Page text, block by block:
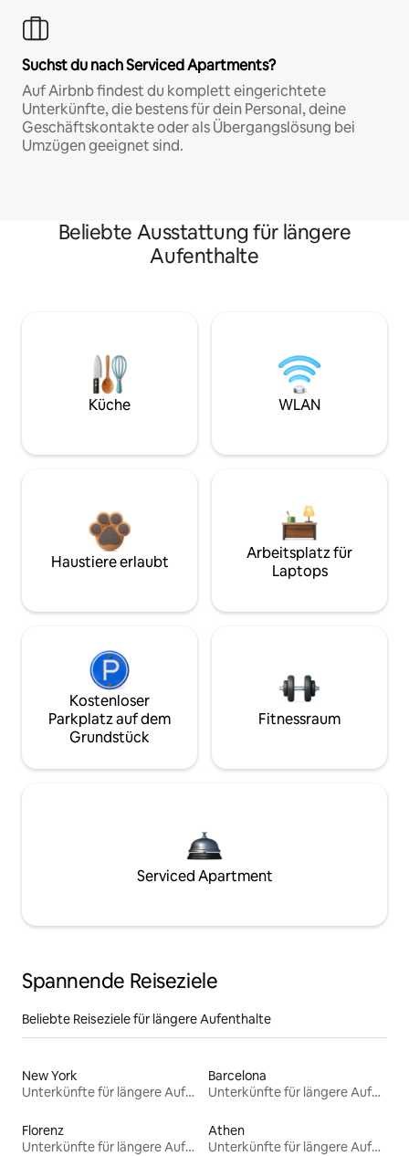
Suchst du nach Serviced Apartments?
Auf Airbnb findest du komplett eingerichtete
Unterkünfte, die bestens für dein Personal, deine
Geschäftskontakte oder als Übergangslösung bei
Umzügen geeignet sind.
Beliebte Ausstattung für längere
Aufenthalte
Küche WLAN
Haustiere erlaubt
Arbeitsplatz für
Laptops
Kostenloser
Parkplatz auf dem
Grundstück
Fitnessraum
Serviced Apartment
Spannende Reiseziele
Beliebte Reiseziele für längere Aufenthalte
New York
Unterkünfte für längere Aufenthalte
Barcelona
Unterkünfte für längere Aufenthalte
Florenz
Unterkünfte für längere Aufenthalte
Athen
Unterkünfte für längere Aufenthalte